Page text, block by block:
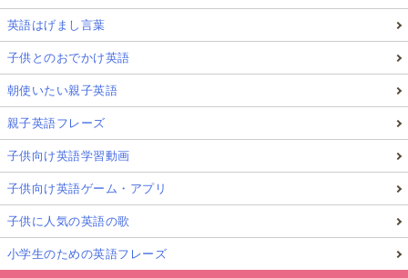
英語はげまし言葉
子供とのおでかけ英語
朝使いたい親子英語
親子英語フレーズ
子供向け英語学習動画
子供向け英語ゲーム・アプリ
子供に人気の英語の歌
小学生のための英語フレーズ